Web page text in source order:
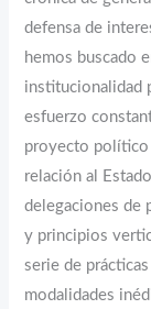
defensa de
hemos buscado
institucionalidad
esfuerzo
proyecto político
relación al
delegaciones de
y principios
serie de
modalidades